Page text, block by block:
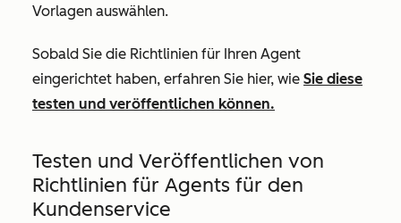
Vorlagen auswählen.
Sobald Sie die Richtlinien für Ihren Agent
eingerichtet haben, erfahren Sie hier, wie Sie diese
testen und veröffentlichen können.
Testen und Veröffentlichen von
Richtlinien für Agents für den
Kundenservice